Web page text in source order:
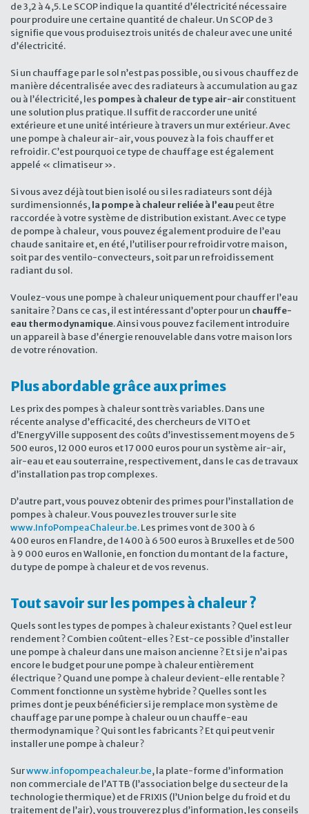
de 3,2 à 4,5. Le SCOP indique la quantité d’électricité nécessaire
pour produire une certaine quantité de chaleur. Un SCOPde 3
signifie que vous produisez trois unités de chaleur avec une unité
d’électricité.
Si un chauffage par le sol n’est pas possible, ou si vous chauffez de
manière décentralisée avec des radiateurs à accumulation au gaz
ou à l’électricité, les pompes à chaleur de type air-airconstituent
une solution plus pratique. Il suffit de raccorder une unité
extérieure et une unité intérieure à travers un mur extérieur. Avec
une pompe à chaleur air-air, vous pouvez à la fois chauffer et
refroidir. C’est pourquoi ce type de chauffage est également
appelé « climatiseur ».
Si vous avez déjà tout bien isolé ou si les radiateurs sont déjà
surdimensionnés,la pompe à chaleur reliée à l’eau peut être
raccordée à votre système de distribution existant. Avec ce type
de pompe à chaleur, vous pouvez également produire de l’eau
chaude sanitaire et, en été, l’utiliser pour refroidir votre maison,
soit par des ventilo-convecteurs, soit par un refroidissement
radiant du sol.
Voulez-vous une pompe à chaleur uniquement pour chauffer l’eau
sanitaire ? Dans ce cas, il est intéressant d’opter pour un chauffe-
eau thermodynamique. Ainsi vous pouvez facilement introduire
un appareil à base d’énergie renouvelable dans votre maison lors
de votre rénovation.
Plus abordable grâce aux primes
Les prix des pompes à chaleur sont très variables. Dans une
récente analyse d’efficacité, des chercheurs de VITO et
d’EnergyVille supposent des coûts d’investissement moyens de 5
500 euros, 12 000 euros et 17 000 euros pour un système air-air,
air-eau et eau souterraine, respectivement, dans le cas de travaux
d’installation pas trop complexes.
D’autre part, vous pouvez obtenir des primes pour l’installation de
pompes à chaleur. Vous pouvez les trouver sur le site
www.InfoPompeaChaleur.be. Les primes vont de 300 à 6
400 euros en Flandre, de 1 400 à 6 500 euros à Bruxelles et de 500
à 9 000 euros en Wallonie, en fonction du montant de la facture,
du type de pompe à chaleur et de vos revenus.
Tout savoir sur les pompes à chaleur ?
Quels sont les types de pompes à chaleur existants ? Quel est leur
rendement ? Combien coûtent-elles ? Est-ce possible d’installer
une pompe à chaleur dans une maison ancienne ? Et si je n’ai pas
encore le budget pour une pompe à chaleur entièrement
électrique ? Quand une pompe à chaleur devient-elle rentable ?
Comment fonctionne un système hybride ? Quelles sont les
primes dont je peux bénéficier si je remplace mon système de
chauffage par une pompe à chaleur ou un chauffe-eau
thermodynamique ? Qui sont les fabricants ? Et qui peut venir
installer une pompe à chaleur ?
Surwww.infopompeachaleur.be, la plate-forme d’information
non commerciale de l’ATTB (l’association belge du secteur de la
technologie thermique) et de FRIXIS (l’Union belge du froid et du
traitement de l’air), vous trouverez plus d’information, les conseils